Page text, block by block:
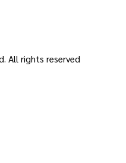
All rights reserved